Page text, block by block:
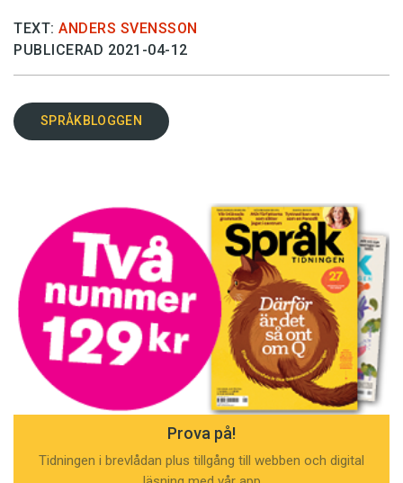
TEXT: ANDERS SVENSSON
PUBLICERAD 2021-04-12
SPRÅKBLOGGEN
Prova på!
Tidningen i brevlådan plus tillgång till webben och digital